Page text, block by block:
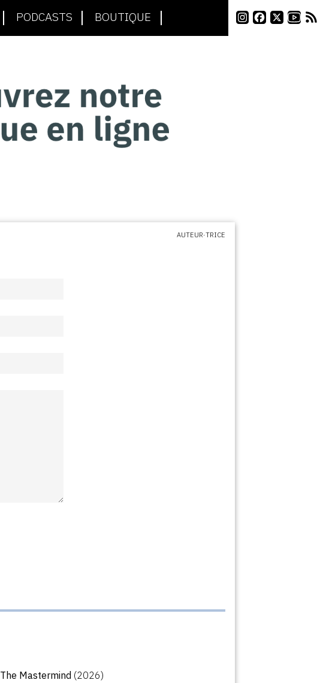
PODCASTS BOUTIQUE
AUTEUR·TRICE
The Mastermind (2026)